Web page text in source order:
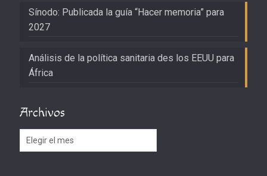
Sínodo: Publicada la guía “Hacer memoria” para
2027
Análisis de la política sanitaria des los EEUU para
África
Archivos
Archivos